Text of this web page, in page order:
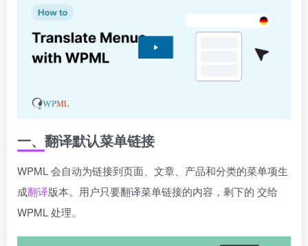
一、翻译默认菜单链接
WPML 会自动为链接到页面、文章、产品和分类的菜单项生
成翻译版本。用户只要翻译菜单链接的内容，剩下的 交给
WPML 处理。